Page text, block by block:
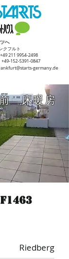
へ
クフルト
+49 211 9954-2498
+49-152-5391-0847
germany.de
床暖房
F1463
Riedberg